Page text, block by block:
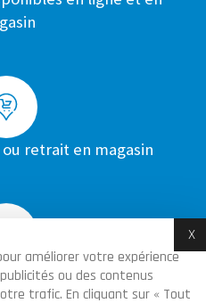
améliorer votre expérience
ou des contenus
trafic. En cliquant sur « Tout
X
retrait en magasin
SSL sur toutes